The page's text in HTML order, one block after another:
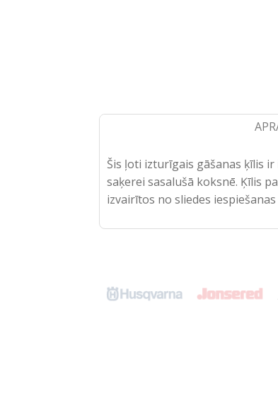
Šis ļoti izturīgais gāšanas ķīlis
saķerei sasalušā koksnē. Ķīlis
izvairītos no sliedes